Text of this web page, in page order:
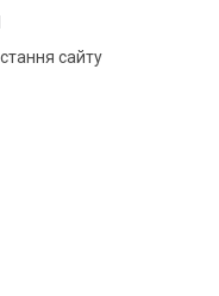
сайту